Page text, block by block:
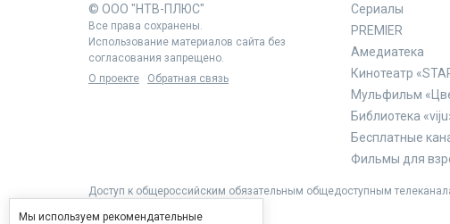
© ООО "НТВ-ПЛЮС"
Все права сохранены.
Использование материалов сайта без
согласования запрещено.
О проекте
Обратная связь
Сериалы
PREMIER
Амедиатека
Кинотеатр
Мульфильм
Библиотека
Бесплатные
Фильмы для
Доступ к общероссийским обязательным общедоступным
Мы используем рекомендательные